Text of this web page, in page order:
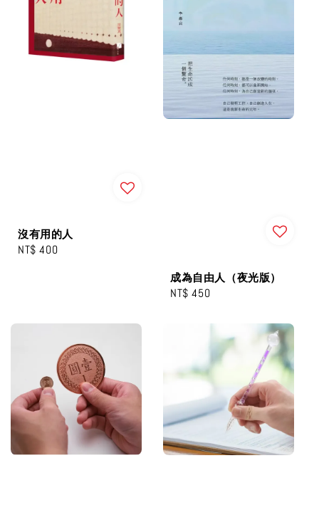
沒有用的人
Regular
NT$ 400
成為自由人（夜光版）
Regular
NT$ 450